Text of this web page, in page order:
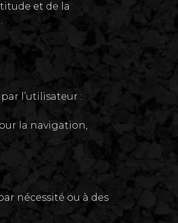
et de la
l’utilisateur :
la navigation,
nécessité ou à des